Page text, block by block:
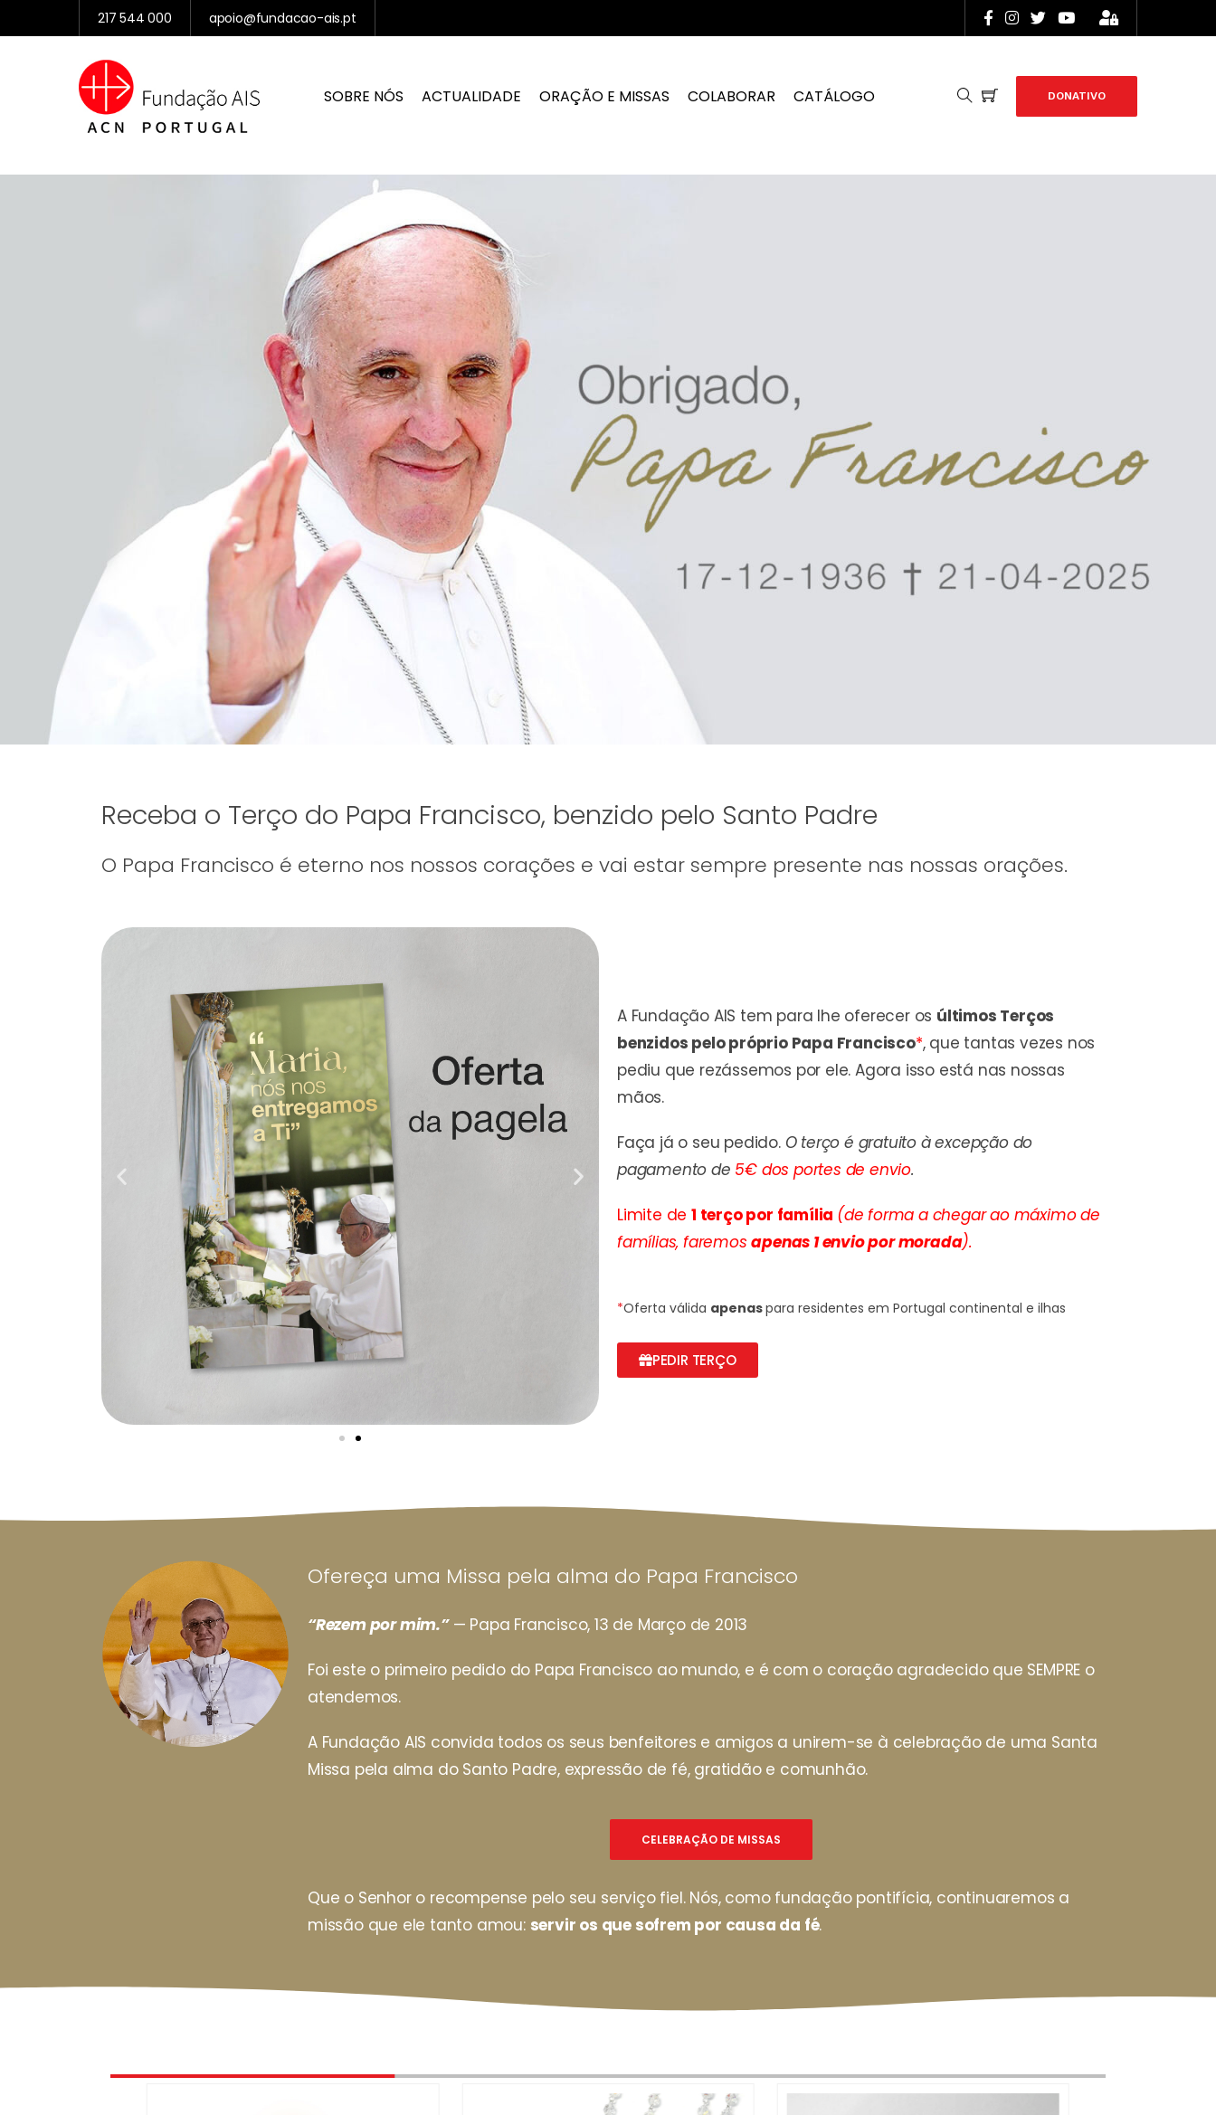
217 544 000 apoio@fundacao-ais.pt
SOBRE NÓS ACTUALIDADE ORAÇÃO E MISSAS COLABORAR CATÁLOGO DONATIVO
Receba o Terço do Papa Francisco, benzido pelo Santo Padre
O Papa Francisco é eterno nos nossos corações e vai estar sempre presente nas nossas orações.
A Fundação AIS tem para lhe oferecer os últimos Terços
benzidos pelo próprio Papa Francisco*, que tantas vezes nos
pediu que rezássemos por ele. Agora isso está nas nossas
mãos.
Faça já o seu pedido. O terço é gratuito à excepção do
pagamento de 5€ dos portes de envio.
Limite de 1 terço por família (de forma a chegar ao máximo de
famílias, faremosapenas 1 envio por morada).
*Oferta válida apenaspara residentes em Portugal continental e ilhas
PEDIR TERÇO
Ofereça uma Missa pela alma do Papa Francisco
“Rezem por mim.” — Papa Francisco, 13 de Março de 2013
Foi este o primeiro pedido do Papa Francisco ao mundo, e é com o coração agradecido que SEMPRE o
atendemos.
A Fundação AIS convida todos os seus benfeitores e amigos a unirem-se à celebração de uma Santa
Missa pela alma do Santo Padre, expressão de fé, gratidão e comunhão.
CELEBRAÇÃO DE MISSAS
Que o Senhor o recompense pelo seu serviço fiel. Nós, como fundação pontifícia, continuaremos a
missão que ele tanto amou: servir os que sofrem por causa da fé.